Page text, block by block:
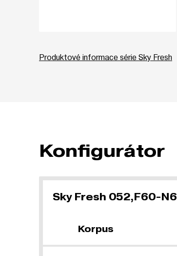
Produktové informace série Sky Fresh
Konfigurátor
Sky Fresh 052,F60-N6
Korpus